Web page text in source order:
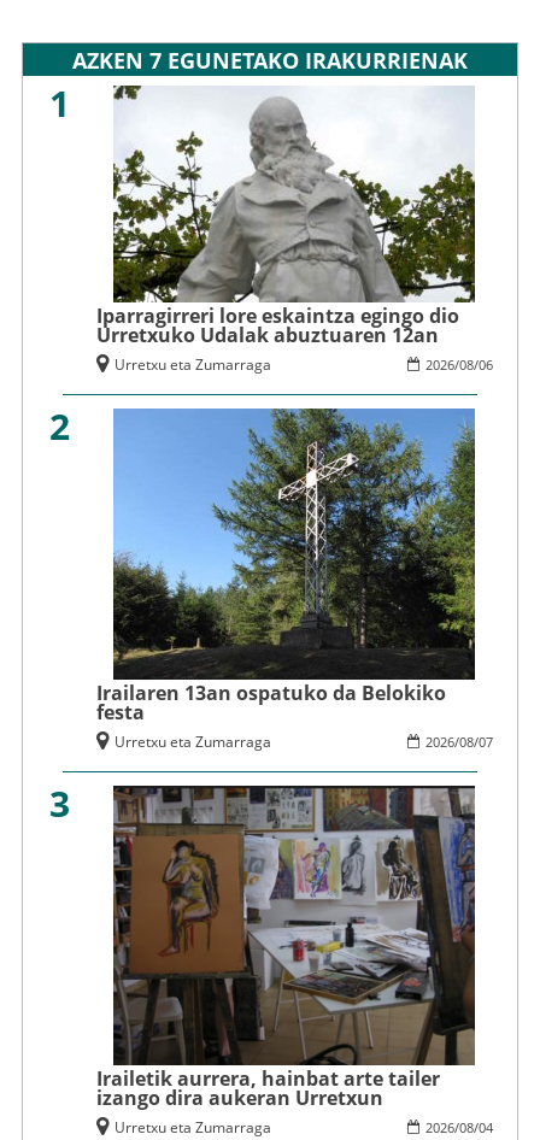
AZKEN 7 EGUNETAKO IRAKURRIENAK
1
Iparragirreri lore eskaintza egingo dio
Urretxuko Udalak abuztuaren 12an
2026/08/06
Urretxu eta Zumarraga
2
Irailaren 13an ospatuko da Belokiko
festa
2026/08/07
Urretxu eta Zumarraga
3
Irailetik aurrera, hainbat arte tailer
izango dira aukeran Urretxun
2026/08/04
Urretxu eta Zumarraga